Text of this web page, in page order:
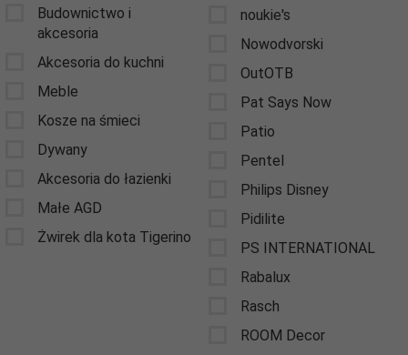
Budownictwo i
akcesoria
Akcesoria do kuchni
Meble
Kosze na śmieci
Dywany
Akcesoria do łazienki
Małe AGD
Żwirek dla kota Tigerino
noukie's
Nowodvorski
OutOTB
Pat Says Now
Patio
Pentel
Philips Disney
Pidilite
PS INTERNATIONAL
Rabalux
Rasch
ROOM Decor